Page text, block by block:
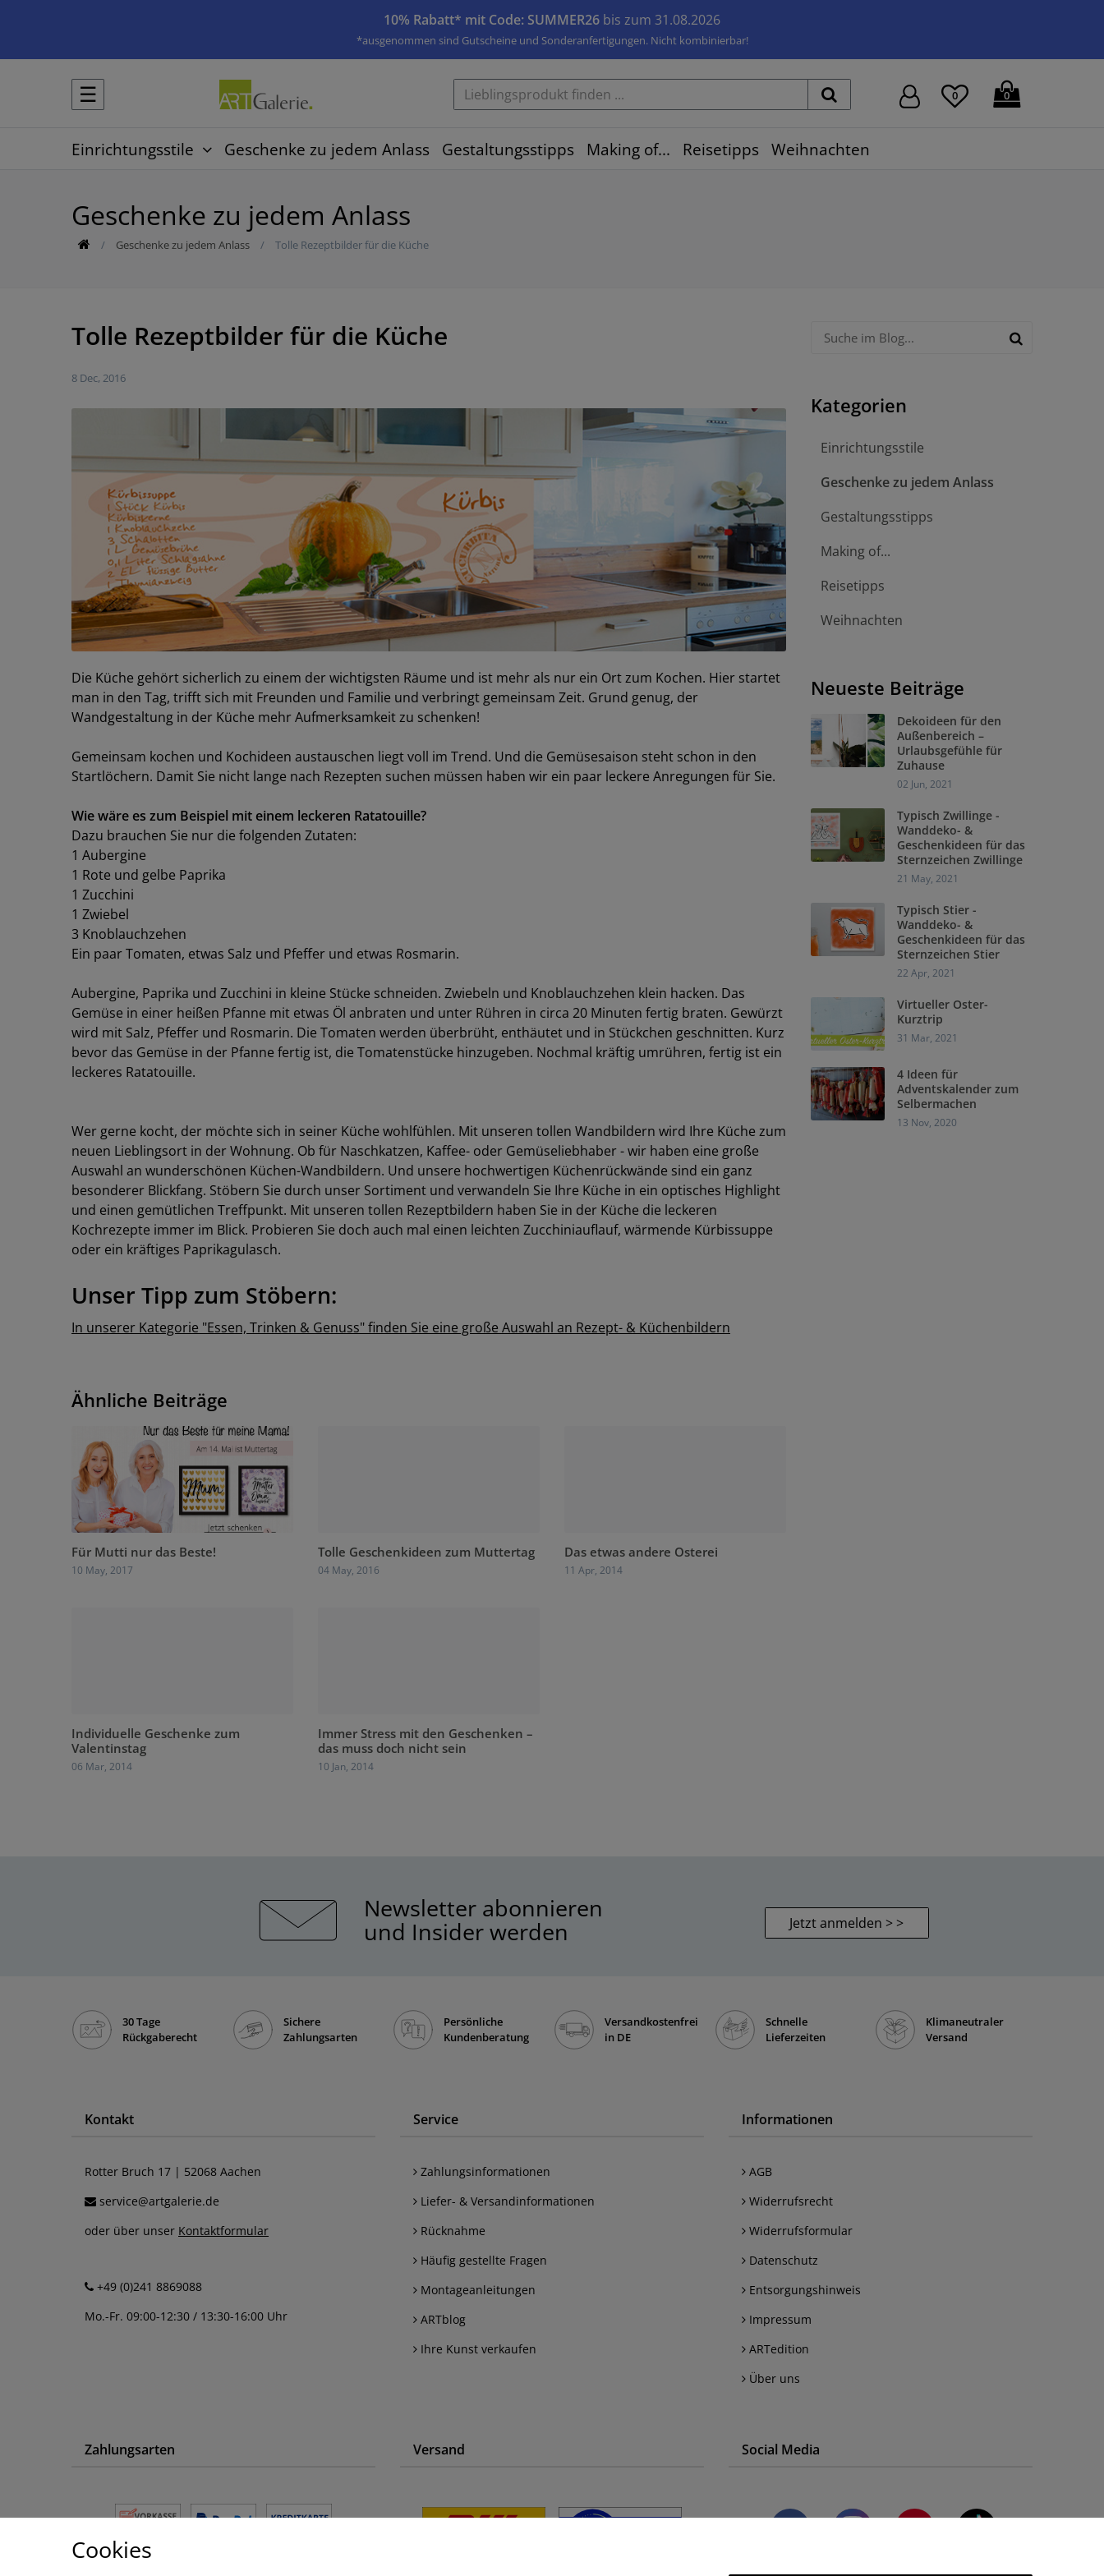
10% Rabatt* mit Code: SUMMER26 bis zum 31.08.2026
*ausgenommen sind Gutscheine und Sonderanfertigungen. Nicht kombinierbar!
☰ 0 0
Einrichtungsstile Geschenke zu jedem Anlass Gestaltungsstipps Making of... Reisetipps Weihnachten
Geschenke zu jedem Anlass
Geschenke zu jedem Anlass Tolle Rezeptbilder für die Küche
Tolle Rezeptbilder für die Küche
8 Dec, 2016
Die Küche gehört sicherlich zu einem der wichtigsten Räume und ist mehr als nur ein Ort zum Kochen. Hier startet
man in den Tag, trifft sich mit Freunden und Familie und verbringt gemeinsam Zeit. Grund genug, der
Wandgestaltung in der Küche mehr Aufmerksamkeit zu schenken!
Gemeinsam kochen und Kochideen austauschen liegt voll im Trend. Und die Gemüsesaison steht schon in den
Startlöchern. Damit Sie nicht lange nach Rezepten suchen müssen haben wir ein paar leckere Anregungen für Sie.
Wie wäre es zum Beispiel mit einem leckeren Ratatouille?
Dazu brauchen Sie nur die folgenden Zutaten:
1 Aubergine
1 Rote und gelbe Paprika
1 Zucchini
1 Zwiebel
3 Knoblauchzehen
Ein paar Tomaten, etwas Salz und Pfeffer und etwas Rosmarin.
Aubergine, Paprika und Zucchini in kleine Stücke schneiden. Zwiebeln und Knoblauchzehen klein hacken. Das
Gemüse in einer heißen Pfanne mit etwas Öl anbraten und unter Rühren in circa 20 Minuten fertig braten. Gewürzt
wird mit Salz, Pfeffer und Rosmarin. Die Tomaten werden überbrüht, enthäutet und in Stückchen geschnitten. Kurz
bevor das Gemüse in der Pfanne fertig ist, die Tomatenstücke hinzugeben. Nochmal kräftig umrühren, fertig ist ein
leckeres Ratatouille.
Wer gerne kocht, der möchte sich in seiner Küche wohlfühlen. Mit unseren tollen Wandbildern wird Ihre Küche zum
neuen Lieblingsort in der Wohnung. Ob für Naschkatzen, Kaffee- oder Gemüseliebhaber - wir haben eine große
Auswahl an wunderschönen Küchen-Wandbildern. Und unsere hochwertigen Küchenrückwände sind ein ganz
besonderer Blickfang. Stöbern Sie durch unser Sortiment und verwandeln Sie Ihre Küche in ein optisches Highlight
und einen gemütlichen Treffpunkt. Mit unseren tollen Rezeptbildern haben Sie in der Küche die leckeren
Kochrezepte immer im Blick. Probieren Sie doch auch mal einen leichten Zucchiniauflauf, wärmende Kürbissuppe
oder ein kräftiges Paprikagulasch.
Unser Tipp zum Stöbern:
In unserer Kategorie "Essen, Trinken & Genuss" finden Sie eine große Auswahl an Rezept- & Küchenbildern
Ähnliche Beiträge
Für Mutti nur das Beste!
10 May, 2017
Tolle Geschenkideen zum Muttertag
04 May, 2016
Das etwas andere Osterei
11 Apr, 2014
Individuelle Geschenke zum
Valentinstag
06 Mar, 2014
Immer Stress mit den Geschenken –
das muss doch nicht sein
10 Jan, 2014
Kategorien
Einrichtungsstile
Geschenke zu jedem Anlass
Gestaltungsstipps
Making of...
Reisetipps
Weihnachten
Neueste Beiträge
Dekoideen für den
Außenbereich –
Urlaubsgefühle für
Zuhause
02 Jun, 2021
Typisch Zwillinge -
Wanddeko- &
Geschenkideen für das
Sternzeichen Zwillinge
21 May, 2021
Typisch Stier -
Wanddeko- &
Geschenkideen für das
Sternzeichen Stier
22 Apr, 2021
Virtueller Oster-
Kurztrip
31 Mar, 2021
4 Ideen für
Adventskalender zum
Selbermachen
13 Nov, 2020
Newsletter abonnieren
und Insider werden Jetzt anmelden > >
30 Tage
Rückgaberecht
Sichere
Zahlungsarten
Persönliche
Kundenberatung
Versandkostenfrei
in DE
Schnelle
Lieferzeiten
Klimaneutraler
Versand
Kontakt
Rotter Bruch 17 | 52068 Aachen
service@artgalerie.de
oder über unser Kontaktformular
+49 (0)241 8869088
Mo.-Fr. 09:00-12:30 / 13:30-16:00 Uhr
Service
Zahlungsinformationen
Liefer- & Versandinformationen
Rücknahme
Häufig gestellte Fragen
Montageanleitungen
ARTblog
Ihre Kunst verkaufen
Informationen
AGB
Widerrufsrecht
Widerrufsformular
Datenschutz
Entsorgungshinweis
Impressum
ARTedition
Über uns
Zahlungsarten Versand Social Media
Cookies